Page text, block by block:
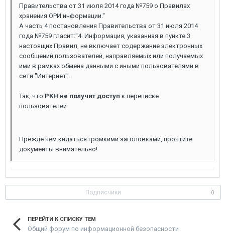
Правительства от 31 июля 2014 года №759 о Правилах
хранения ОРИ информации."
А часть 4 постановления Правительства от 31 июля 2014
года №759 гласит:"4. Информация, указанная в пункте 3
настоящих Правил, не включает содержание электронных
сообщений пользователей, направляемых или получаемых
ими в рамках обмена данными с иными пользователями в
сети "Интернет".
Так, что РКН не получит доступ к переписке
пользователей.
Прежде чем кидаться громкими заголовками, прочтите
документы внимательно!
Подписчики 0
ПЕРЕЙТИ К СПИСКУ ТЕМ
Общий форум по информационной безопасности